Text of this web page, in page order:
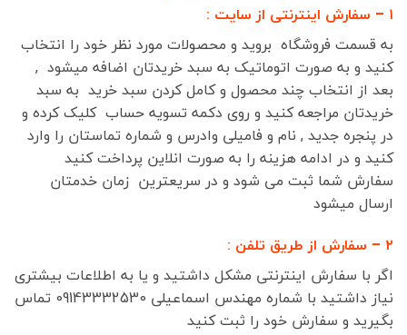
۱ – سفارش اینترنتی از سایت :
به قسمت فروشگاه بروید و محصولات مورد نظر خود را انتخاب
کنید و به صورت اتوماتیک به سبد خریدتان اضافه میشود ,
بعد از انتخاب چند محصول و کامل کردن سبد خرید به سبد
خریدتان مراجعه کنید و روی دکمه تسویه حساب کلیک کرده و
در پنجره جدید , نام و فامیلی وادرس و شماره تماستان را وارد
کنید و در ادامه هزینه را به صورت انلاین پرداخت کنید
سفارش شما ثبت می شود و در سریعترین زمان خدمتان
ارسال میشود
۲ – سفارش از طریق تلفن :
اگر با سفارش اینترنتی مشکل داشتید و یا به اطلاعات بیشتری
نیاز داشتید با شماره مهندس اسماعیلی 09143332530 تماس
بگیرید و سفارش خود را ثبت کنید